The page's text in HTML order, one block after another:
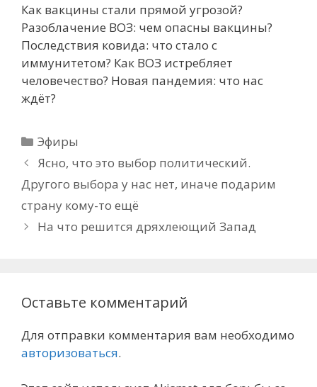
Как вакцины стали прямой угрозой?
Разоблачение ВОЗ: чем опасны вакцины?
Последствия ковида: что стало с
иммунитетом? Как ВОЗ истребляет
человечество? Новая пандемия: что нас
ждёт?
Рубрики
Эфиры
Ясно, что это выбор политический.
Другого выбора у нас нет, иначе подарим
страну кому-то ещё
На что решится дряхлеющий Запад
Оставьте комментарий
Для отправки комментария вам необходимо
авторизоваться.